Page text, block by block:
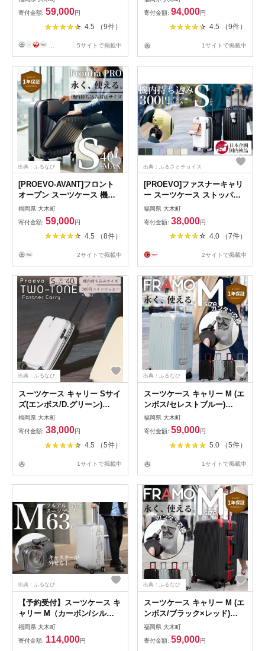
ストッパー付き S-MAX（ス
クラッチ/ガンメタリック）
[10006S] 大木町 株式会社 レ
クサス AY200
寄付金額: 59,000円
4.5 （9件）
... 5サイトで掲載中
寄付金額: 94,000円
4.5 （9件）
1サイトで掲載中
出典：ふるなび
[PROEVO-AVANT]フロント
オープン スーツケース 機内
持ち込み対応 ストッパー付き
S-MAX（エンボス/ガンメタ
リック） [10006S] AY202
福岡県 大木町
寄付金額: 59,000円
4.5 （8件）
2サイトで掲載中
出典：ふるさとチョイス
[PROEVO]ファスナーキャリ
ー スーツケース ストッパー
付き 機内持ち込み Sサイズ
[10002S] 選べる7色カラー展
開 福岡県 大木町 株式会社 レ
クサス AY-S0028
福岡県 大木町
寄付金額: 38,000円
4.0 （7件）
2サイトで掲載中
出典：ふるなび
スーツケース キャリー Sサイ
ズ(エンボス/D.グリーン)
[PROEVO] [10002S] AY336
福岡県 大木町
寄付金額: 38,000円
4.5 （5件）
1サイトで掲載中
出典：ふるなび
スーツケース キャリー M (エ
ンボス/セレストブルー)
[PROEVO] [12002S] AY364
福岡県 大木町
寄付金額: 59,000円
5.0 （5件）
1サイトで掲載中
出典：ふるなび
【予約受付】スーツケース キ
ャリー M（カーボン/シルバ
ー） [PROEVO] [30002]
福岡県 大木町
寄付金額: 114,000円
出典：ふるなび
スーツケース キャリー M (エ
ンボス/ブラック×レッド)
[PROEVO] [12002S ] AY362
福岡県 大木町
寄付金額: 59,000円